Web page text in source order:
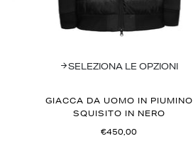
SELEZIONA LE OPZIONI
GIACCA DA UOMO IN PIUMINO
SQUISITO IN NERO
€450,00